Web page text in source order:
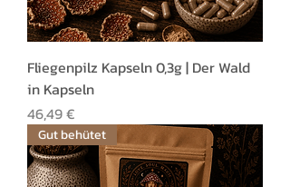
Fliegenpilz Kapseln 0,3g | Der Wald
in Kapseln
Preis
46,49 €
Gut behütet